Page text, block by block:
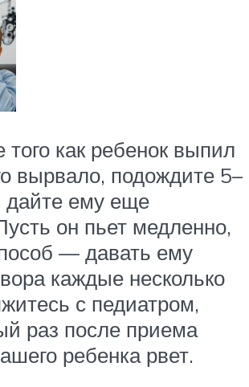
того как ребенок выпил
вырвало, подождите 5–
дайте ему еще
он пьет медленно,
— давать ему
каждые несколько
с педиатром,
раз после приема
ребенка рвет.